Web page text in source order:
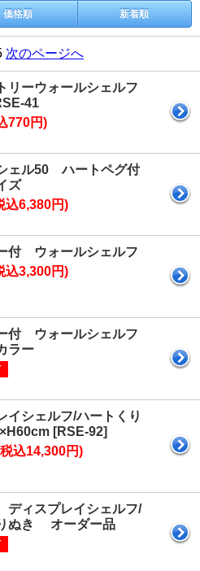
価格順 新着順
次のページへ
リーウォールシェルフ
41
770円)
ェル50 ハートペグ付
ズ
込6,380円)
付 ウォールシェルフ
込3,300円)
付 ウォールシェルフ
ラー
イシェルフ/ハートくり
[RSE-92]
込14,300円)
ィスプレイシェルフ/
ぬき オーダー品